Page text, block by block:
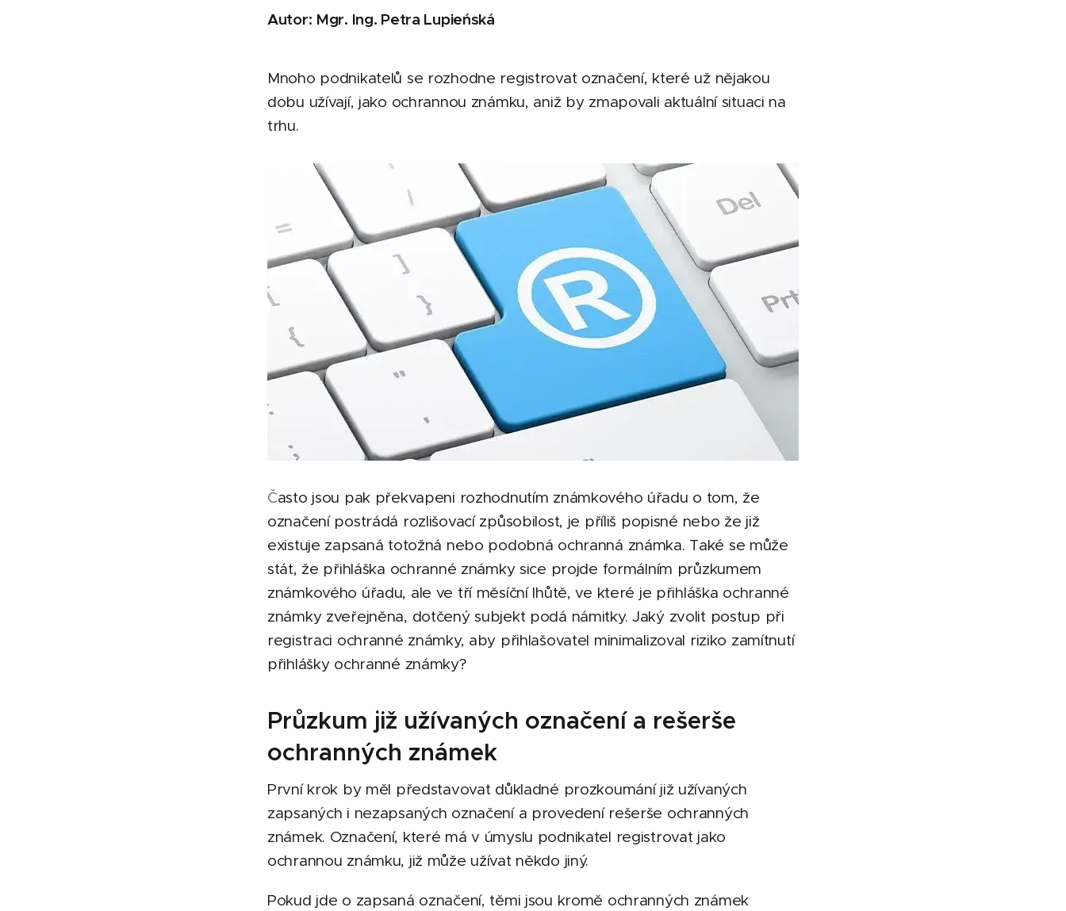
Autor: Mgr. Ing. Petra Lupieńská
Mnoho podnikatelů se rozhodne registrovat označení, které už nějakou
dobu užívají, jako ochrannou známku, aniž by zmapovali aktuální situaci na
trhu.
Často jsou pak překvapeni rozhodnutím známkového úřadu o tom, že
označení postrádá rozlišovací způsobilost, je příliš popisné nebo že již
existuje zapsaná totožná nebo podobná ochranná známka. Také se může
stát, že přihláška ochranné známky sice projde formálním průzkumem
známkového úřadu, ale ve tří měsíční lhůtě, ve které je přihláška ochranné
známky zveřejněna, dotčený subjekt podá námitky. Jaký zvolit postup při
registraci ochranné známky, aby přihlašovatel minimalizoval riziko zamítnutí
přihlášky ochranné známky?
Průzkum již užívaných označení a rešerše
ochranných známek
První krok by měl představovat důkladné prozkoumání již užívaných
zapsaných i nezapsaných označení a provedení rešerše ochranných
známek. Označení, které má v úmyslu podnikatel registrovat jako
ochrannou známku, již může užívat někdo jiný.
Pokud jde o zapsaná označení, těmi jsou kromě ochranných známek